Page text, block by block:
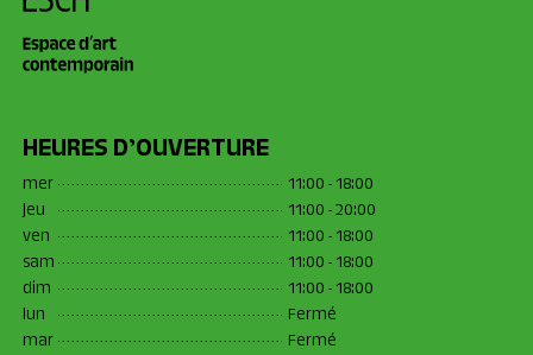
HEURES D’OUVERTURE
mer
11:00 - 18:00
jeu
11:00 - 20:00
ven
11:00 - 18:00
sam
11:00 - 18:00
dim
11:00 - 18:00
lun
Fermé
mar
Fermé